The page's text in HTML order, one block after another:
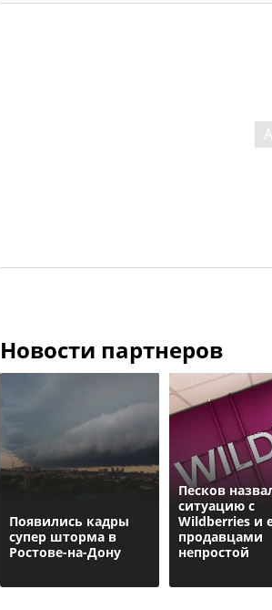
Новости партнеров
Появились кадры
супер шторма в
Ростове-на-Дону
Песков
ситуацию с
Wildberries и
продавцами
непростой